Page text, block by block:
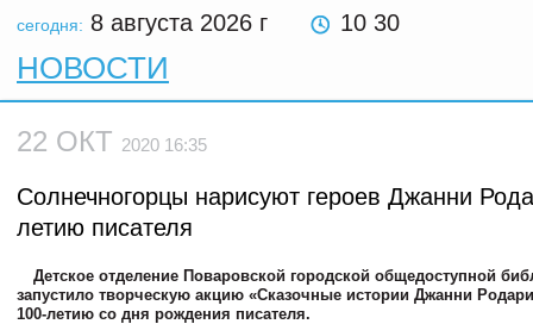
сегодня: 8 августа 2026 г 10 30
НОВОСТИ
22 ОКТ 2020 16:35
Солнечногорцы нарисуют героев Джанни
летию писателя
Детское отделение Поваровской городской общедоступной
запустило творческую акцию «Сказочные истории Джанни
100-летию со дня рождения писателя.